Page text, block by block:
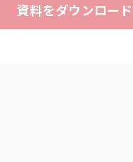
資料をダウンロー